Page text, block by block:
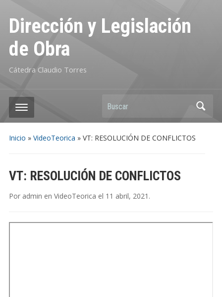
Dirección y Legislación
de Obra
Cátedra Claudio Torres
Buscar
Inicio » VideoTeorica » VT: RESOLUCIÓN DE CONFLICTOS
VT: RESOLUCIÓN DE CONFLICTOS
Por admin en VideoTeorica el 11 abril, 2021 .